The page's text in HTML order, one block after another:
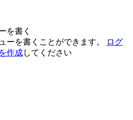
を書く
ーを書くことができます。
ログ
作成してください